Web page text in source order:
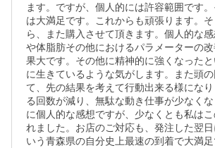
ます。ですが、個人的には許容範囲です
は大満足です。これからも頑張ります。
ら、また購入させて頂きます。個人的な
や体脂肪その他におけるパラメーターの
果大です。その他に精神的に強くなった
に生きているような気がします。また頭
て、先の結果を考えて行動出来る様にな
る回数が減り、無駄な動き仕事が少なく
に個人的な感想ですが、少なくとも私は
れました。お店のご対応も、発注した翌
いう青森県の自分史上最速の到着で大満